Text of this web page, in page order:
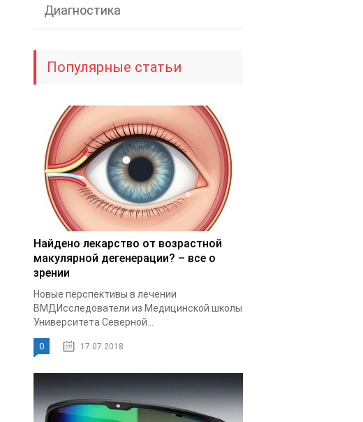
Диагностика
Популярные статьи
Найдено лекарство от возрастной
макулярной дегенерации? – все о
зрении
Новые перспективы в лечении
ВМДИсследователи из Медицинской школы
Университета Северной...
0 17.07.2018